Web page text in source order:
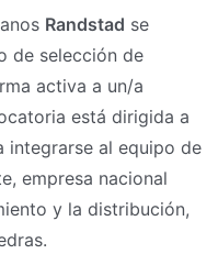
Randstad se
de selección de
activa a un/a
está dirigida a
integrarse al equipo de
empresa nacional
y la distribución,